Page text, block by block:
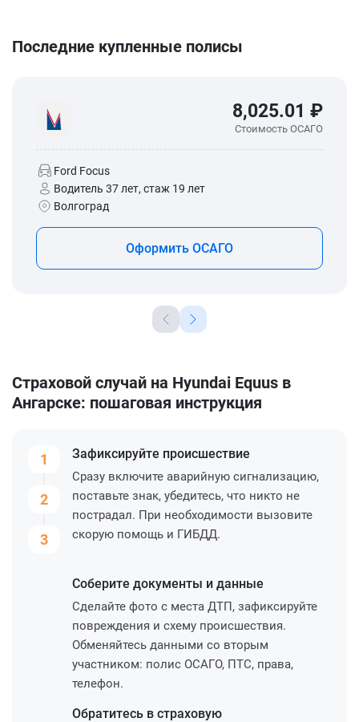
Последние купленные полисы
8,025.01 ₽
Стоимость ОСАГО
Ford Focus
Водитель 37 лет, стаж 19 лет
Волгоград
Оформить ОСАГО
Страховой случай на Hyundai Equus в
Ангарске: пошаговая инструкция
1
2
3
Зафиксируйте происшествие
Сразу включите аварийную сигнализацию,
поставьте знак, убедитесь, что никто не
пострадал. При необходимости вызовите
скорую помощь и ГИБДД.
Соберите документы и данные
Сделайте фото с места ДТП, зафиксируйте
повреждения и схему происшествия.
Обменяйтесь данными со вторым
участником: полис ОСАГО, ПТС, права,
телефон.
Обратитесь в страховую